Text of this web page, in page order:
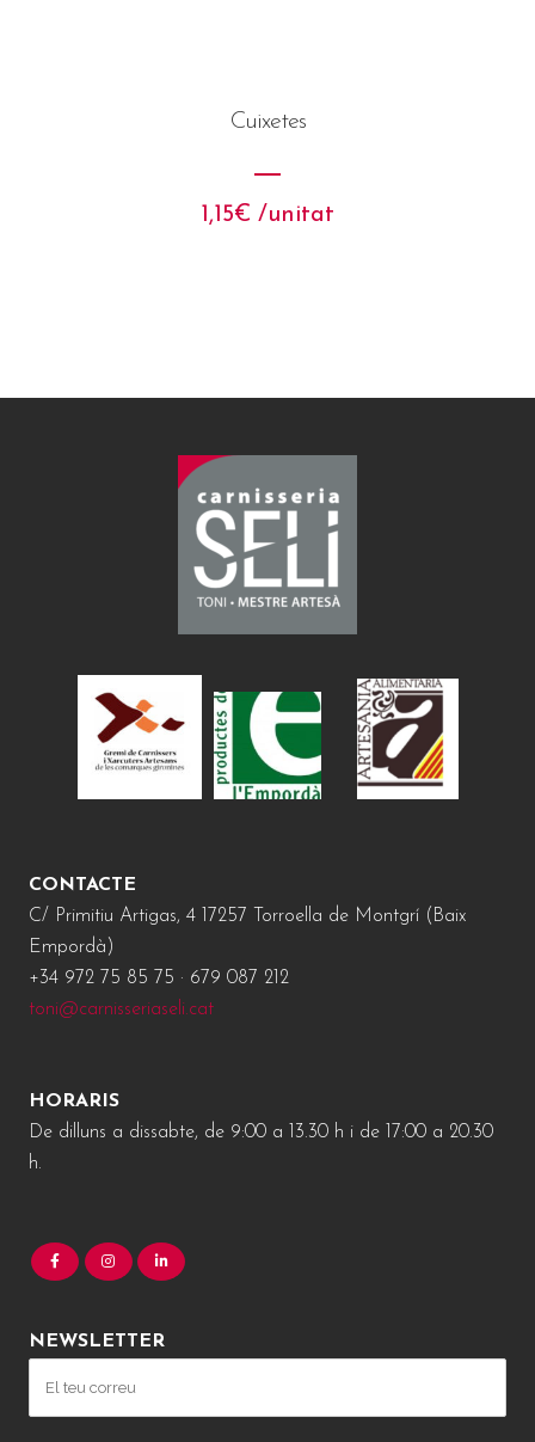
Cuixetes
1,15€ /unitat
CONTACTE
C/ Primitiu Artigas, 4 17257 Torroella de Montgrí (Baix
Empordà)
+34 972 75 85 75 · 679 087 212
toni@carnisseriaseli.cat
HORARIS
De dilluns a dissabte, de 9:00 a 13.30 h i de 17:00 a 20.30
h.
NEWSLETTER